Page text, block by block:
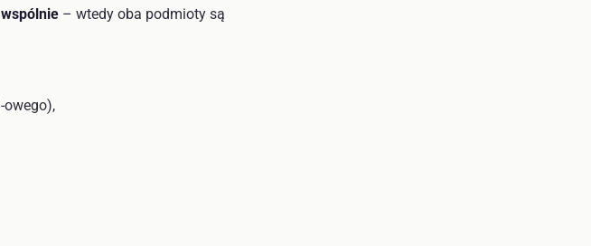
wspólnie – wtedy oba podmioty są
owego),